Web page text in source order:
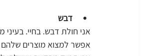
דבש
אני חולת דבש. בחיי.
אפשר למצוא מוצרים שלהם